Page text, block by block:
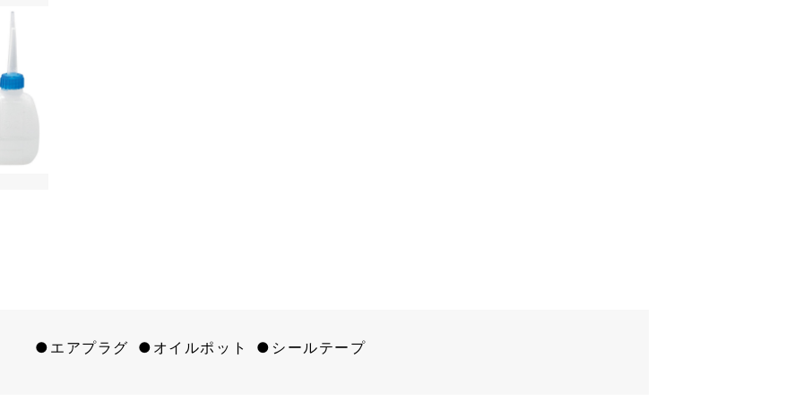
エアプラグ オイルポット シールテープ